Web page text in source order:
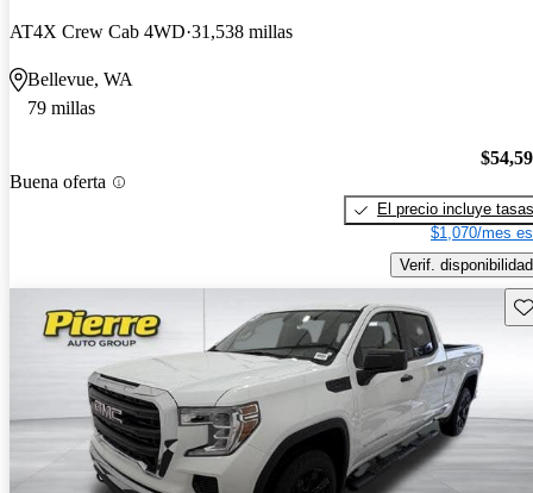
AT4X Crew Cab 4WD 31,538 millas
Bellevue, WA
79 millas
Buena oferta
El precio incluye tasas
$1,070/mes
Verif. disponibilidad